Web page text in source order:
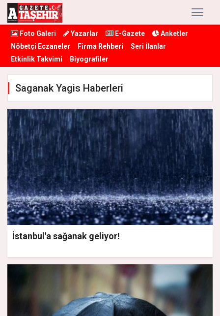
Foto Galeri Yazarlar E-Gazete
Anketler
Nöbetçi Eczaneler
Firma Rehberi
Seri İlanlar
Etkinlik Takvimi
Biyografiler
Saganak Yagis Haberleri
İstanbul'a sağanak geliyor!